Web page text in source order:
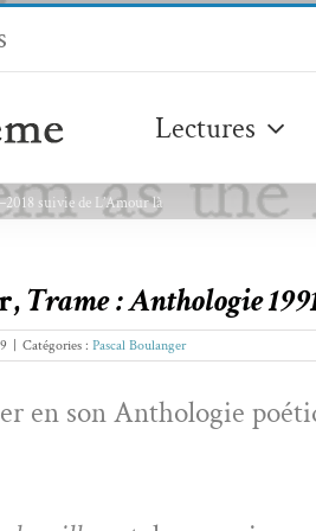
Lectures
suivie de L’Amour là
Trame : Anthologie
Catégories : Pascal Boulanger
en son Antholo­gie